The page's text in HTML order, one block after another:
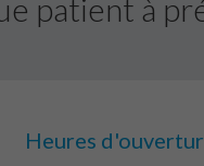
patient à
Heures